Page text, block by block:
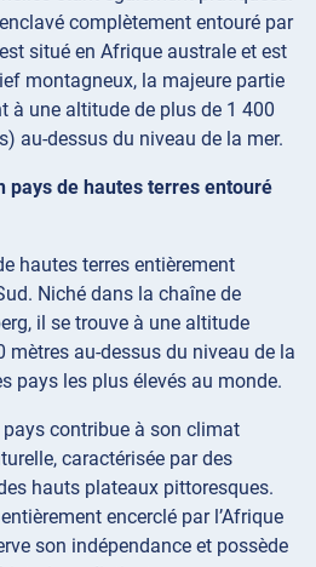
complètement entouré par
situé en Afrique australe et est
montagneux, la majeure partie
à une altitude de plus de 1 400
au-dessus du niveau de la mer.
pays de hautes terres entouré
hautes terres entièrement
Niché dans la chaîne de
il se trouve à une altitude
mètres au-dessus du niveau de la
pays les plus élevés au monde.
contribue à son climat
caractérisée par des
hauts plateaux pittoresques.
encerclé par l’Afrique
son indépendance et possède